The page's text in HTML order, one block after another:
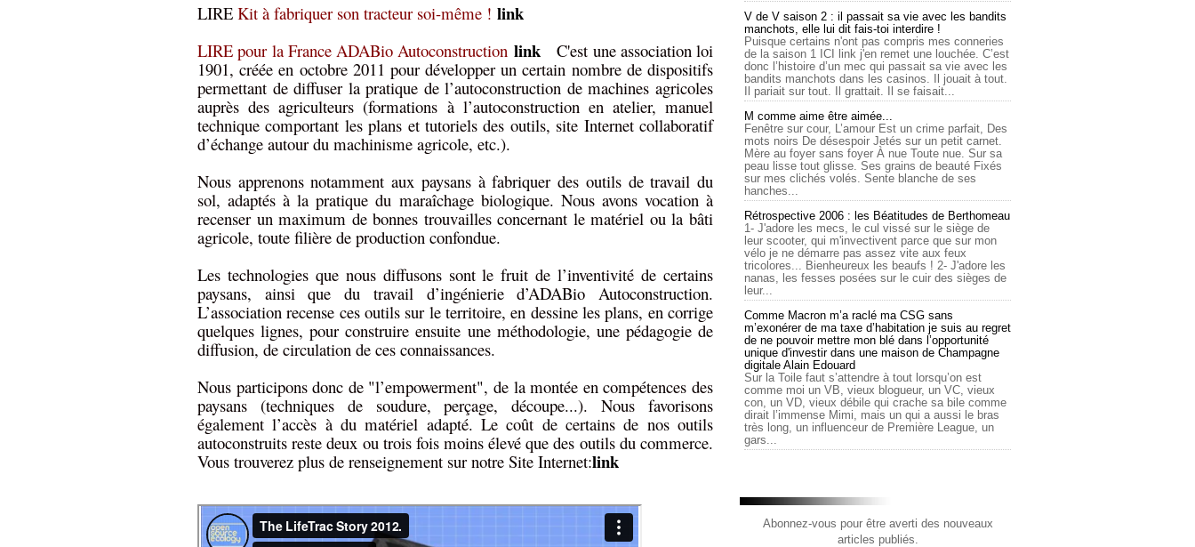
LIRE Kit à fabriquer son tracteur soi-même ! link
LIRE pour la France ADABio Autoconstruction link
C'est une association loi
1901, créée en octobre 2011 pour développer un certain nombre de dispositifs
permettant de diffuser la pratique de l’autoconstruction de machines agricoles
auprès des agriculteurs (formations à l’autoconstruction en atelier, manuel
technique comportant les plans et tutoriels des outils, site Internet collaboratif
d’échange autour du machinisme agricole, etc.).
Nous apprenons notamment aux paysans à fabriquer des outils de travail du
sol, adaptés à la pratique du maraîchage biologique. Nous avons vocation à
recenser un maximum de bonnes trouvailles concernant le matériel ou la bâti
agricole, toute filière de production confondue.
Les technologies que nous diffusons sont le fruit de l’inventivité de certains
paysans, ainsi que du travail d’ingénierie d’ADABio Autoconstruction.
L’association recense ces outils sur le territoire, en dessine les plans, en corrige
quelques lignes, pour construire ensuite une méthodologie, une pédagogie de
diffusion, de circulation de ces connaissances.
Nous participons donc de "l’empowerment", de la montée en compétences des
paysans (techniques de soudure, perçage, découpe...). Nous favorisons
également l’accès à du matériel adapté. Le coût de certains de nos outils
autoconstruits reste deux ou trois fois moins élevé que des outils du commerce.
Vous trouverez plus de renseignement sur notre Site Internet:link
V de V saison 2 : il passait sa vie avec les bandits
manchots, elle lui dit fais-toi interdire !
Puisque certains n'ont pas compris mes conneries
de la saison 1 ICI link j'en remet une louchée. C’est
donc l’histoire d’un mec qui passait sa vie avec les
bandits manchots dans les casinos. Il jouait à tout.
Il pariait sur tout. Il grattait. Il se faisait...
M comme aime être aimée...
Fenêtre sur cour, L’amour Est un crime parfait, Des
mots noirs De désespoir Jetés sur un petit carnet.
Mère au foyer sans foyer À nue Toute nue. Sur sa
peau lisse tout glisse. Ses grains de beauté Fixés
sur mes clichés volés. Sente blanche de ses
hanches...
Rétrospective 2006 : les Béatitudes de Berthomeau
1- J'adore les mecs, le cul vissé sur le siège de
leur scooter, qui m'invectivent parce que sur mon
vélo je ne démarre pas assez vite aux feux
tricolores... Bienheureux les beaufs ! 2- J'adore les
nanas, les fesses posées sur le cuir des sièges de
leur...
Comme Macron m’a raclé ma CSG sans
m’exonérer de ma taxe d’habitation je suis au regret
de ne pouvoir mettre mon blé dans l’opportunité
unique d'investir dans une maison de Champagne
digitale Alain Edouard
Sur la Toile faut s’attendre à tout lorsqu’on est
comme moi un VB, vieux blogueur, un VC, vieux
con, un VD, vieux débile qui crache sa bile comme
dirait l’immense Mimi, mais un qui a aussi le bras
très long, un influenceur de Première League, un
gars...
Abonnez-vous pour être averti des nouveaux
articles publiés.